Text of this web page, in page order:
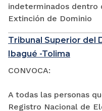
indeterminados dentro
Extinción de Dominio
Tribunal Superior del
Ibagué -Tolima
CONVOCA:
A todas las personas
Registro Nacional de